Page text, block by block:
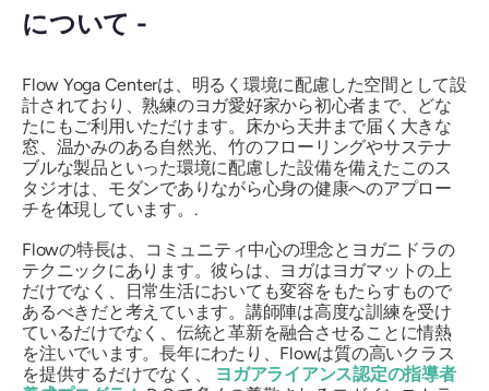
について -
Flow Yoga Centerは、明るく環境に配慮した空間として設
計されており、熟練のヨガ愛好家から初心者まで、どな
たにもご利用いただけます。床から天井まで届く大きな
窓、温かみのある自然光、竹のフローリングやサステナ
ブルな製品といった環境に配慮した設備を備えたこのス
タジオは、モダンでありながら心身の健康へのアプロー
チを体現しています。.
Flowの特長は、コミュニティ中心の理念とヨガニドラの
テクニックにあります。彼らは、ヨガはヨガマットの上
だけでなく、日常生活においても変容をもたらすもので
あるべきだと考えています。講師陣は高度な訓練を受け
ているだけでなく、伝統と革新を融合させることに情熱
を注いでいます。長年にわたり、Flowは質の高いクラス
を提供するだけでなく、 ヨガアライアンス認定の指導者